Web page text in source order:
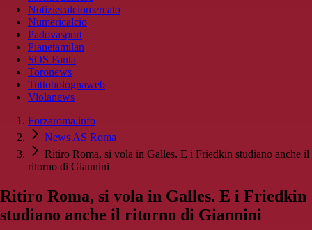
Notiziecalciomercato
Numericalcio
Padovasport
Pianetamilan
SOS Fanta
Toronews
Tuttobolognaweb
Violanews
Forzaroma.info
News AS Roma
Ritiro Roma, si vola in Galles. E i Friedkin studiano anche il
ritorno di Giannini
Ritiro Roma, si vola in Galles. E i Friedkin
studiano anche il ritorno di Giannini